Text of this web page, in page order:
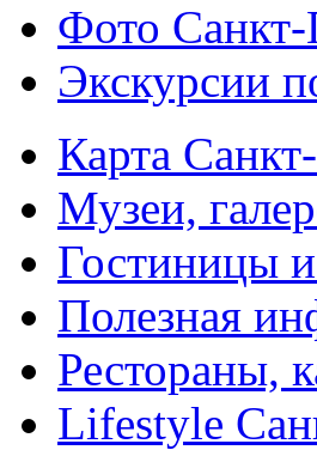
Фото Санкт-
Экскурсии
Карта
Музеи,
Гостиницы
Полезная
Рестораны,
Lifestyle